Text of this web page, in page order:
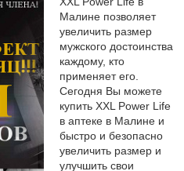
Малине позволяет
увеличить размер
мужского достоинства
каждому, кто
применяет его.
Сегодня Вы можете
купить XXL Power Life
в аптеке в Малине и
быстро и безопасно
увеличить размер и
улучшить свои